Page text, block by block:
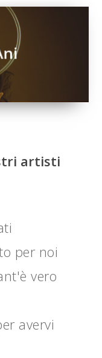
artisti
per noi
vero
avervi